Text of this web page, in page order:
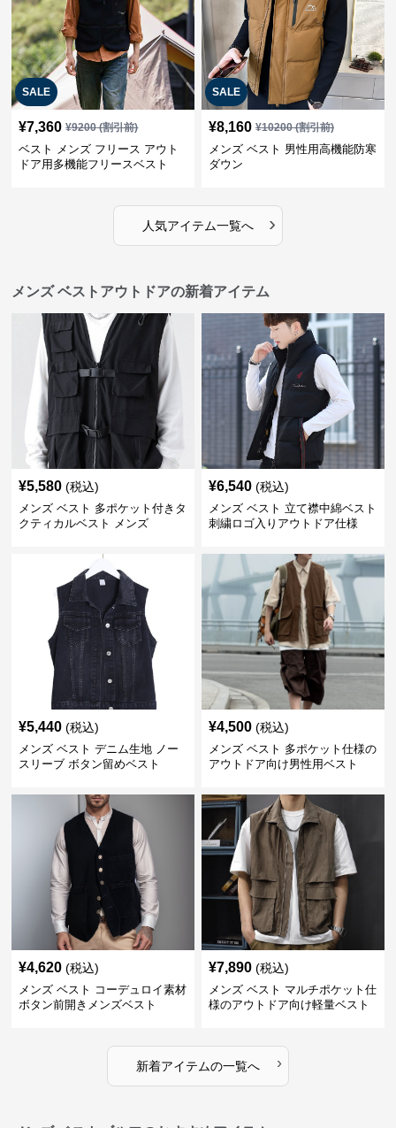
SALE
¥7,360 ¥9200(割引前)
ベスト メンズ フリース アウト
ドア用多機能フリースベスト
SALE
¥8,160 ¥10200(割引前)
メンズ ベスト 男性用高機能防寒
ダウン
人気アイテム一覧へ ›
メンズ ベストアウトドアの新着アイテム
¥5,580 (税込)
メンズ ベスト 多ポケット付きタ
クティカルベスト メンズ
¥6,540 (税込)
メンズ ベスト 立て襟中綿ベスト
刺繍ロゴ入りアウトドア仕様
¥5,440 (税込)
メンズ ベスト デニム生地 ノー
スリーブ ボタン留めベスト
¥4,500 (税込)
メンズ ベスト 多ポケット仕様の
アウトドア向け男性用ベスト
¥4,620 (税込)
メンズ ベスト コーデュロイ素材
ボタン前開きメンズベスト
¥7,890 (税込)
メンズ ベスト マルチポケット仕
様のアウトドア向け軽量ベスト
新着アイテムの一覧へ ›